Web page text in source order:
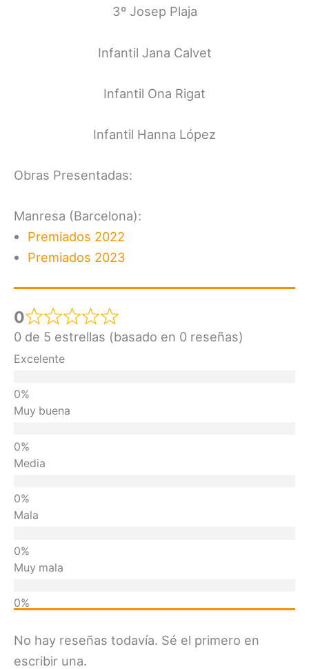
3º Josep Plaja
Infantil Jana Calvet
Infantil Ona Rigat
Infantil Hanna López
Obras Presentadas:
Manresa (Barcelona):
Premiados 2022
Premiados 2023
0
0 de 5 estrellas (basado en 0 reseñas)
Excelente
Muy buena
Media
Mala
Muy mala
No hay reseñas todavía. Sé el primero en
escribir una.